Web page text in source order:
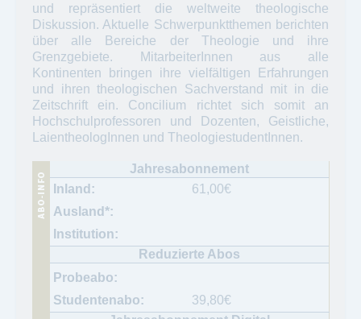
und repräsentiert die weltweite theologische
Diskussion. Aktuelle Schwerpunktthemen berichten
über alle Bereiche der Theologie und ihre
Grenzgebiete. MitarbeiterInnen aus alle
Kontinenten bringen ihre vielfältigen Erfahrungen
und ihren theologischen Sachverstand mit in die
Zeitschrift ein. Concilium richtet sich somit an
Hochschulprofessoren und Dozenten, Geistliche,
LaientheologInnen und TheologiestudentInnen.
61,00€
39,80€